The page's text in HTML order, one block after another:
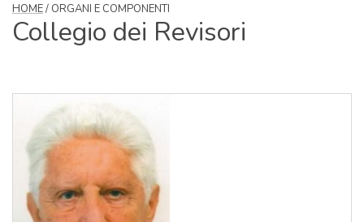
HOME/ ORGANI E COMPONENTI
Collegio dei Revisori